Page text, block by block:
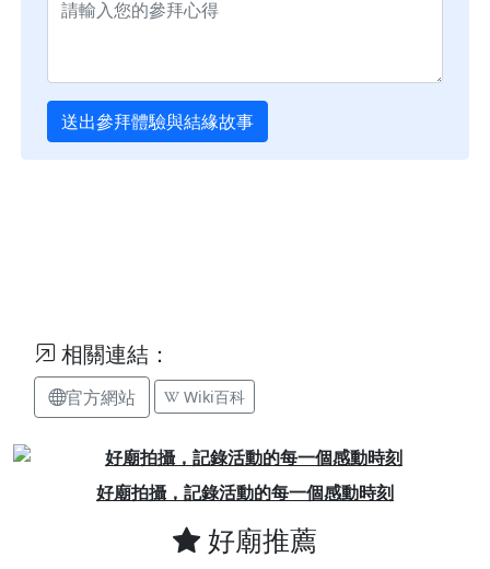
送出參拜體驗與結緣故事
相關連結：
官方網站 Wiki百科
好廟拍攝，記錄活動的每一個感動時刻
Previous
好廟推薦